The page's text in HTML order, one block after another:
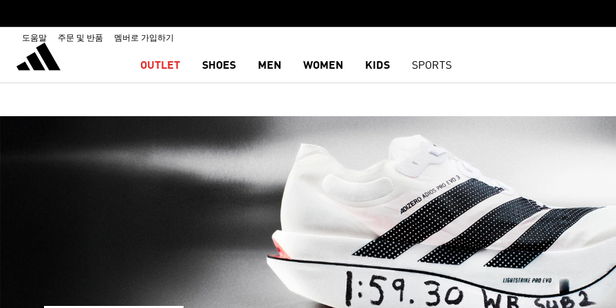
도움말 주문 및 반품 멤버로 가입하기
OUTLET SHOES MEN WOMEN KIDS SPORTS